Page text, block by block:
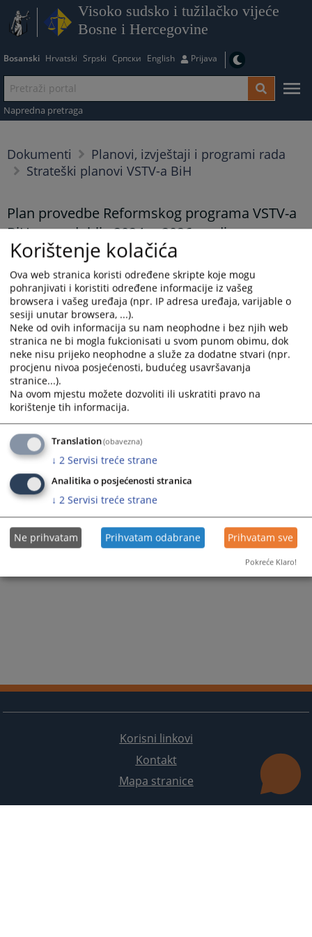
Visoko sudsko i tužilačko vijeće
Bosne i Hercegovine
Bosanski Hrvatski Srpski Српски English Prijava
Napredna pretraga
Dokumenti
Planovi, izvještaji i programi rada
Strateški planovi VSTV-a BiH
Plan provedbe Reformskog programa VSTV-a
BiH za razdoblje 2024. – 2026. godine
30.01.2025.
Plan provedbe Reformskog programa VSTV-a BiH za razdoblje
2024. – 2026. godine
Prikazana vijest je na: Bosanski jezik
438PREGLEDA
Korisni linkovi
Kontakt
Mapa stranice
Korištenje kolačića
Ova web stranica koristi određene skripte koje mogu
pohranjivati i koristiti određene informacije iz vašeg
browsera i vašeg uređaja (npr. IP adresa uređaja, varijable o
sesiji unutar browsera, ...).
Neke od ovih informacija su nam neophodne i bez njih web
stranica ne bi mogla fukcionisati u svom punom obimu, dok
neke nisu prijeko neophodne a služe za dodatne stvari (npr.
procjenu nivoa posjećenosti, budućeg usavršavanja
stranice...).
Na ovom mjestu možete dozvoliti ili uskratiti pravo na
korištenje tih informacija.
Translation(obavezna)
↓ 2 Servisi treće strane
Analitika o posjećenosti stranica
↓ 2 Servisi treće strane
Ne prihvatam Prihvatam odabrane Prihvatam sve
Pokreće Klaro!